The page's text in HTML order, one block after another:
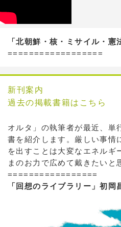
「北朝鮮・核・ミサイル・憲
==================
新刊案内
過去の掲載書籍はこちら
オルタ」の執筆者が最近、単
書を紹介します。厳しい事情
を出すことは大変なエネルギ
まのお力で広めて戴きたいと
=================
「回想のライブラリー」初岡